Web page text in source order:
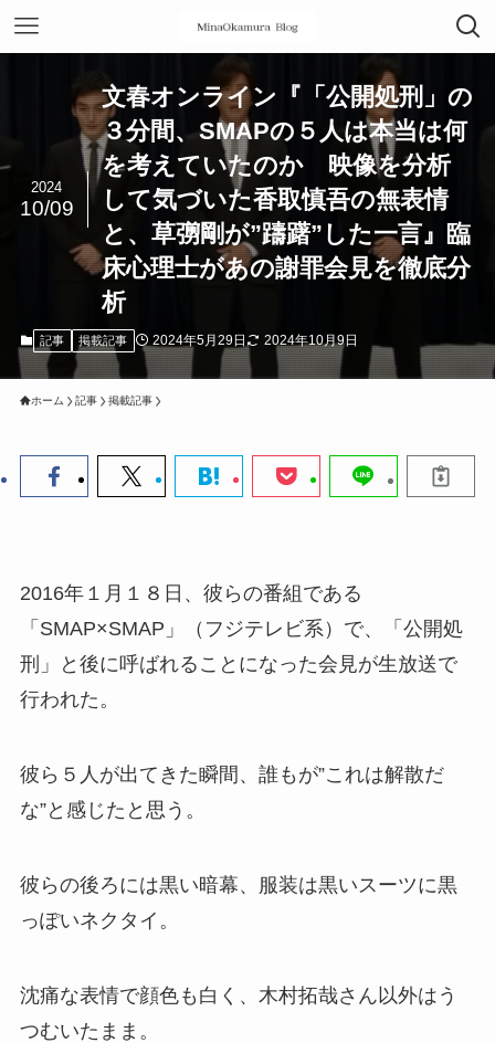
文春オンライン『「公開処刑」の
３分間、SMAPの５人は本当は何
を考えていたのか 映像を分析
して気づいた香取慎吾の無表情
と、草彅剛が”躊躇”した一言』臨
床心理士があの謝罪会見を徹底分
析
2024
10/09
記事 掲載記事 2024年5月29日 2024年10月9日
ホーム 記事 掲載記事
2016年１月１８日、彼らの番組である
「SMAP×SMAP」（フジテレビ系）で、「公開処
刑」と後に呼ばれることになった会見が生放送で
行われた。
彼ら５人が出てきた瞬間、誰もが”これは解散だ
な”と感じたと思う。
彼らの後ろには黒い暗幕、服装は黒いスーツに黒
っぽいネクタイ。
沈痛な表情で顔色も白く、木村拓哉さん以外はう
つむいたまま。